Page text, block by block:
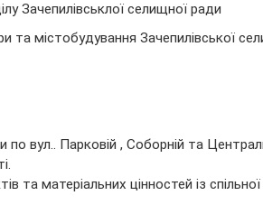
Зачепилівськлої селищної ради
та містобудування Зачепилівської
вул.. Парковій , Соборній та
та матеріальних цінностей із